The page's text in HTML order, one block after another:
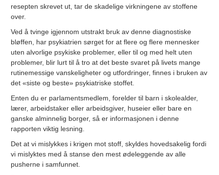
resepten skrevet ut, tar de skadelige virkningene av stoffene
over.
Ved å tvinge igjennom utstrakt bruk av denne diagnostiske
bløffen, har psykiatrien sørget for at flere og flere mennesker
uten alvorlige psykiske problemer, eller til og med helt uten
problemer, blir lurt til å tro at det beste svaret på livets mange
rutinemessige vanskeligheter og utfordringer, finnes i bruken av
det «siste og beste» psykiatriske stoffet.
Enten du er parlamentsmedlem, forelder til barn i skolealder,
lærer, arbeidstaker eller arbeidsgiver, huseier eller bare en
ganske alminnelig borger, så er informasjonen i denne
rapporten viktig lesning.
Det at vi mislykkes i krigen mot stoff, skyldes hovedsakelig fordi
vi mislyktes med å stanse den mest ødeleggende av alle
pusherne i samfunnet.